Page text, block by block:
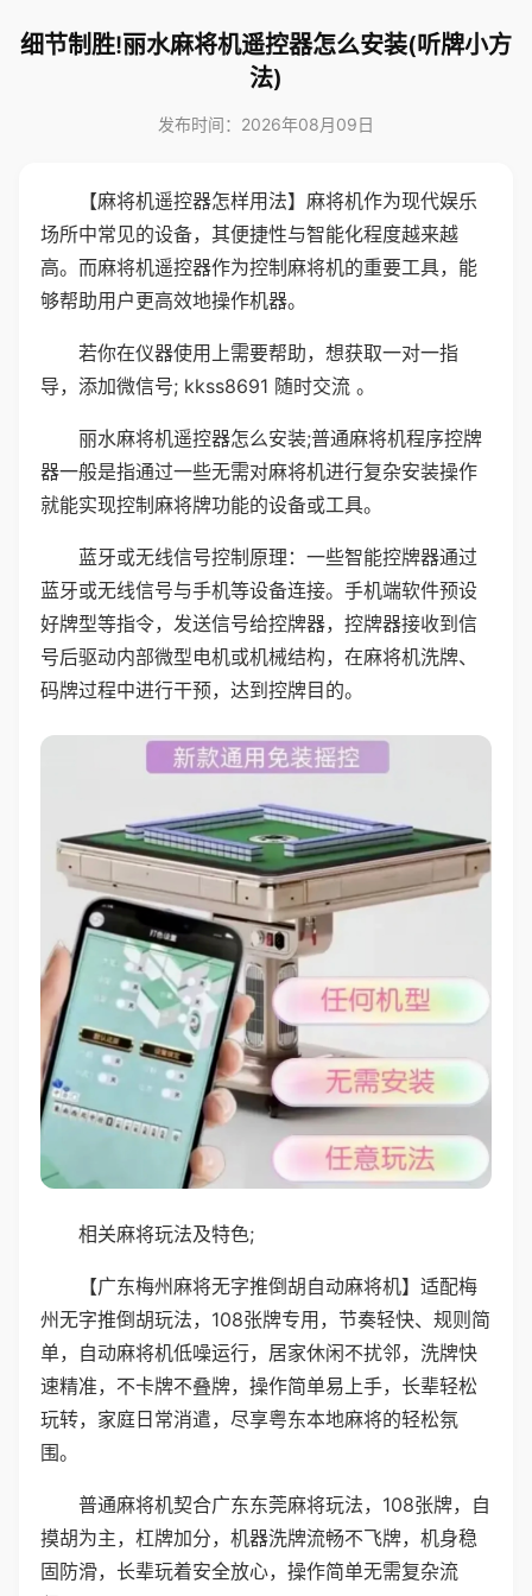
细节制胜!丽水麻将机遥控器怎么安装(听牌小方
法)
发布时间：2026年08月09日
【麻将机遥控器怎样用法】麻将机作为现代娱乐
场所中常见的设备，其便捷性与智能化程度越来越
高。而麻将机遥控器作为控制麻将机的重要工具，能
够帮助用户更高效地操作机器。
若你在仪器使用上需要帮助，想获取一对一指
导，添加微信号; kkss8691 随时交流 。
丽水麻将机遥控器怎么安装;普通麻将机程序控牌
器一般是指通过一些无需对麻将机进行复杂安装操作
就能实现控制麻将牌功能的设备或工具。
蓝牙或无线信号控制原理：一些智能控牌器通过
蓝牙或无线信号与手机等设备连接。手机端软件预设
好牌型等指令，发送信号给控牌器，控牌器接收到信
号后驱动内部微型电机或机械结构，在麻将机洗牌、
码牌过程中进行干预，达到控牌目的。
相关麻将玩法及特色;
【广东梅州麻将无字推倒胡自动麻将机】适配梅
州无字推倒胡玩法，108张牌专用，节奏轻快、规则简
单，自动麻将机低噪运行，居家休闲不扰邻，洗牌快
速精准，不卡牌不叠牌，操作简单易上手，长辈轻松
玩转，家庭日常消遣，尽享粤东本地麻将的轻松氛
围。
普通麻将机契合广东东莞麻将玩法，108张牌，自
摸胡为主，杠牌加分，机器洗牌流畅不飞牌，机身稳
固防滑，长辈玩着安全放心，操作简单无需复杂流